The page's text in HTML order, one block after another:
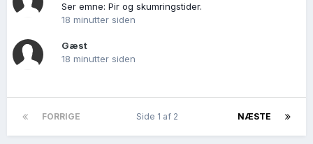
Ser emne: Pir og skumringstider.
18 minutter siden
Gæst
18 minutter siden
FORRIGE NÆSTE
Side 1 af 2